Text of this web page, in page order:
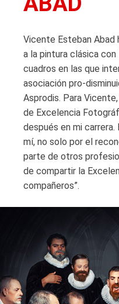
Vicente Esteban Abad
a la pintura clásica
cuadros en las que
asociación pro-
Asprodis. Para
de Excelencia
después en mi
mí, no solo por el
parte de otros
de compartir la
compañeros”.